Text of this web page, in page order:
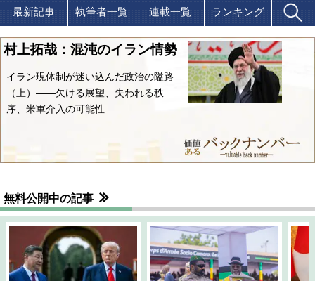
最新記事 執筆者一覧 連載一覧 ランキング
村上拓哉：混沌のイラン情勢
イラン現体制が迷い込んだ政治の隘路
（上）――欠ける展望、失われる秩
序、米軍介入の可能性
無料公開中の記事